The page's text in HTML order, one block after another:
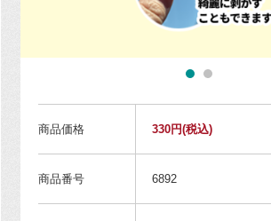
商品価格 330円(税込)
商品番号 6892